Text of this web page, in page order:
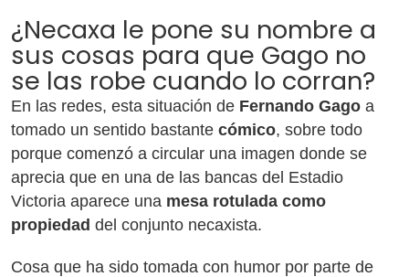
¿Necaxa le pone su nombre a
sus cosas para que Gago no
se las robe cuando lo corran?
En las redes, esta situación de Fernando Gago a
tomado un sentido bastante cómico, sobre todo
porque comenzó a circular una imagen donde se
aprecia que en una de las bancas del Estadio
Victoria aparece una mesa rotulada como
propiedad del conjunto necaxista.
Cosa que ha sido tomada con humor por parte de